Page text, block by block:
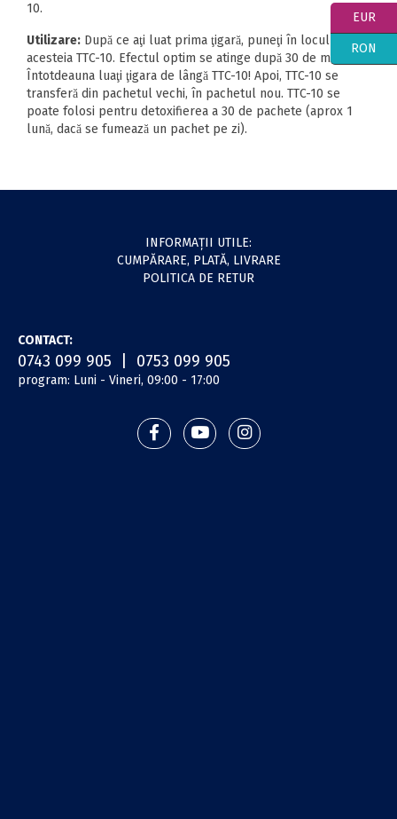
10.
Utilizare: După ce aţi luat prima ţigară, puneţi în locul
acesteia TTC-10. Efectul optim se atinge după 30 de minute.
Întotdeauna luaţi ţigara de lângă TTC-10! Apoi, TTC-10 se
transferă din pachetul vechi, în pachetul nou. TTC-10 se
poate folosi pentru detoxifierea a 30 de pachete (aprox 1
lună, dacă se fumează un pachet pe zi).
INFORMAŢII UTILE:
CUMPĂRARE, PLATĂ, LIVRARE
POLITICA DE RETUR
CONTACT:
0743 099 905 | 0753 099 905
program: Luni - Vineri, 09:00 - 17:00
EUR
RON